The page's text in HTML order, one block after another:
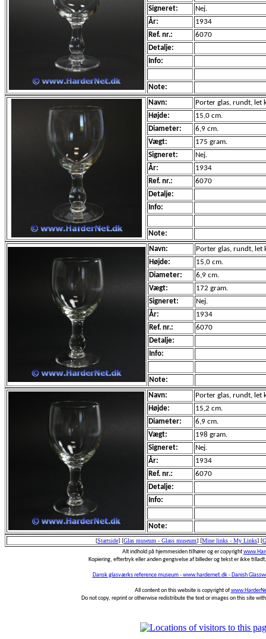
Signeret:
Nej.
År:
1934
Ref. nr.:
6070
Detalje:
Info:
Note:
Navn:
Porter glas, rundt, let
Højde:
15,0 cm.
Diameter:
6,9 cm.
Vægt:
175 gram.
Signeret:
Nej.
År:
1934
Ref. nr.:
6070
Detalje:
Info:
Note:
Navn:
Porter glas, rundt, let
Højde:
15,0 cm.
Diameter:
6,9 cm.
Vægt:
172 gram.
Signeret:
Nej.
År:
1934
Ref. nr.:
6070
Detalje:
Info:
Note:
Navn:
Porter glas, rundt, let
Højde:
15,2 cm.
Diameter:
6,9 cm.
Vægt:
198 gram.
Signeret:
Nej.
År:
1934
Ref. nr.:
6070
Detalje:
Info:
Note:
[Startside] [Glas museum - Glass museum] [Mine links - My Links] [
Alt indhold på hjemmesiden tilhører og er copyright
Kopiering, eftertryk eller anden gengivelse af billeder og tekst er ikke
Dansk glasværks reference museum - www.hardernet.dk - Danish
All content on this website is copyright of
Do not copy, reprint or otherwise redistribute the text or images on this site